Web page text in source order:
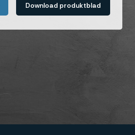
Download produktblad